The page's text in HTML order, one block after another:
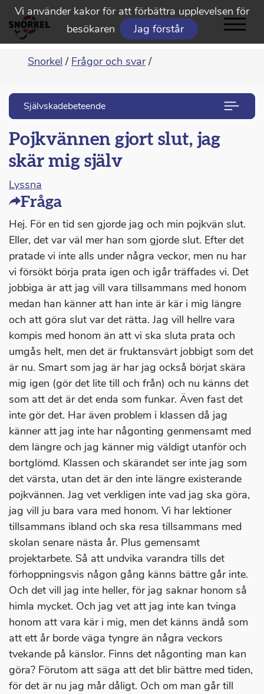
Vi använder kakor för att förbättra upplevelsen för
besökaren
Jag förstår
Snorkel / Frågor och svar /
Självskadebeteende
Pojkvännen gjort slut, jag
skär mig själv
Lyssna
Fråga
Hej. För en tid sen gjorde jag och min pojkvän slut.
Eller, det var väl mer han som gjorde slut. Efter det
pratade vi inte alls under några veckor, men nu har
vi försökt börja prata igen och igår träffades vi. Det
jobbiga är att jag vill vara tillsammans med honom
medan han känner att han inte är kär i mig längre
och att göra slut var det rätta. Jag vill hellre vara
kompis med honom än att vi ska sluta prata och
umgås helt, men det är fruktansvärt jobbigt som det
är nu. Smart som jag är har jag också börjat skära
mig igen (gör det lite till och från) och nu känns det
som att det är det enda som funkar. Även fast det
inte gör det. Har även problem i klassen då jag
känner att jag inte har någonting genmensamt med
dem längre och jag känner mig väldigt utanför och
bortglömd. Klassen och skärandet ser inte jag som
det värsta, utan det är den inte längre existerande
pojkvännen. Jag vet verkligen inte vad jag ska göra,
jag vill ju bara vara med honom. Vi har lektioner
tillsammans ibland och ska resa tillsammans med
skolan senare nästa år. Plus gemensamt
projektarbete. Så att undvika varandra tills det
förhoppningsvis någon gång känns bättre går inte.
Och det vill jag inte heller, för jag saknar honom så
himla mycket. Och jag vet att jag inte kan tvinga
honom att vara kär i mig, men det känns ändå som
att ett år borde väga tyngre än några veckors
tvekande på känslor. Finns det någonting man kan
göra? Förutom att säga att det blir bättre med tiden,
för det är nu jag mår dåligt. Och om man går till